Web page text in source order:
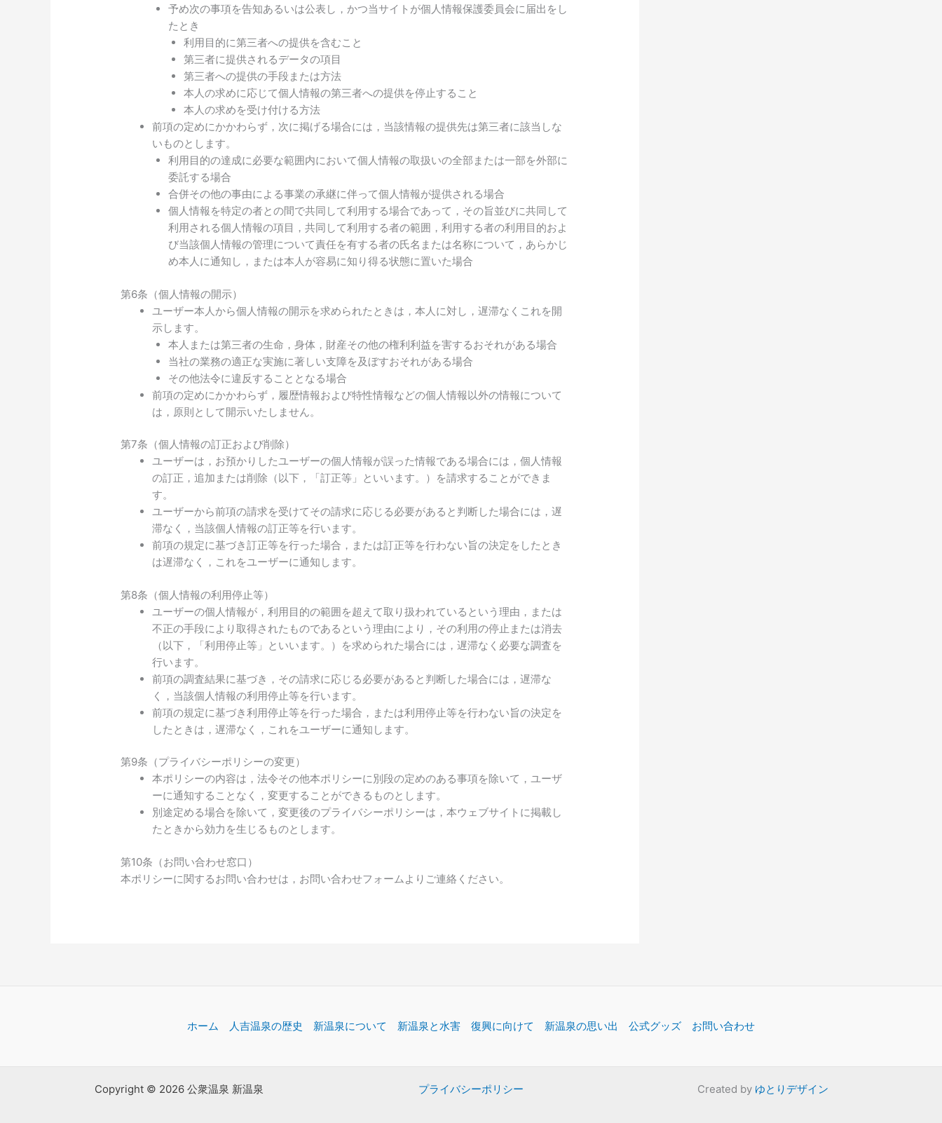
予め次の事項を告知あるいは公表し，かつ当サイトが個人情報保護委員会に届出をし
たとき
利用目的に第三者への提供を含むこと
第三者に提供されるデータの項目
第三者への提供の手段または方法
本人の求めに応じて個人情報の第三者への提供を停止すること
本人の求めを受け付ける方法
前項の定めにかかわらず，次に掲げる場合には，当該情報の提供先は第三者に該当しな
いものとします。
利用目的の達成に必要な範囲内において個人情報の取扱いの全部または一部を外部に
委託する場合
合併その他の事由による事業の承継に伴って個人情報が提供される場合
個人情報を特定の者との間で共同して利用する場合であって，その旨並びに共同して
利用される個人情報の項目，共同して利用する者の範囲，利用する者の利用目的およ
び当該個人情報の管理について責任を有する者の氏名または名称について，あらかじ
め本人に通知し，または本人が容易に知り得る状態に置いた場合
第6条（個人情報の開示）
ユーザー本人から個人情報の開示を求められたときは，本人に対し，遅滞なくこれを開
示します。
本人または第三者の生命，身体，財産その他の権利利益を害するおそれがある場合
当社の業務の適正な実施に著しい支障を及ぼすおそれがある場合
その他法令に違反することとなる場合
前項の定めにかかわらず，履歴情報および特性情報などの個人情報以外の情報について
は，原則として開示いたしません。
第7条（個人情報の訂正および削除）
ユーザーは，お預かりしたユーザーの個人情報が誤った情報である場合には，個人情報
の訂正，追加または削除（以下，「訂正等」といいます。）を請求することができま
す。
ユーザーから前項の請求を受けてその請求に応じる必要があると判断した場合には，遅
滞なく，当該個人情報の訂正等を行います。
前項の規定に基づき訂正等を行った場合，または訂正等を行わない旨の決定をしたとき
は遅滞なく，これをユーザーに通知します。
第8条（個人情報の利用停止等）
ユーザーの個人情報が，利用目的の範囲を超えて取り扱われているという理由，または
不正の手段により取得されたものであるという理由により，その利用の停止または消去
（以下，「利用停止等」といいます。）を求められた場合には，遅滞なく必要な調査を
行います。
前項の調査結果に基づき，その請求に応じる必要があると判断した場合には，遅滞な
く，当該個人情報の利用停止等を行います。
前項の規定に基づき利用停止等を行った場合，または利用停止等を行わない旨の決定を
したときは，遅滞なく，これをユーザーに通知します。
第9条（プライバシーポリシーの変更）
本ポリシーの内容は，法令その他本ポリシーに別段の定めのある事項を除いて，ユーザ
ーに通知することなく，変更することができるものとします。
別途定める場合を除いて，変更後のプライバシーポリシーは，本ウェブサイトに掲載し
たときから効力を生じるものとします。
第10条（お問い合わせ窓口）
本ポリシーに関するお問い合わせは，お問い合わせフォームよりご連絡ください。
ホーム 人吉温泉の歴史 新温泉について 新温泉と水害 復興に向けて 新温泉の思い出 公式グッズ お問い合わせ
Copyright © 2026 公衆温泉 新温泉 プライバシーポリシー Created by ゆとりデザイン